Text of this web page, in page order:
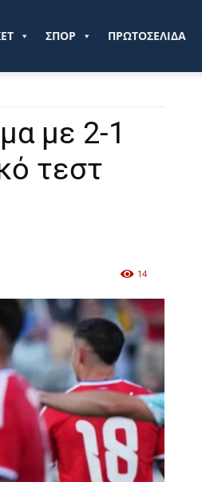
ΣΠΟΡ ΠΡΩΤΟΣΕΛΙΔΑ
με 2-1
τεστ
14